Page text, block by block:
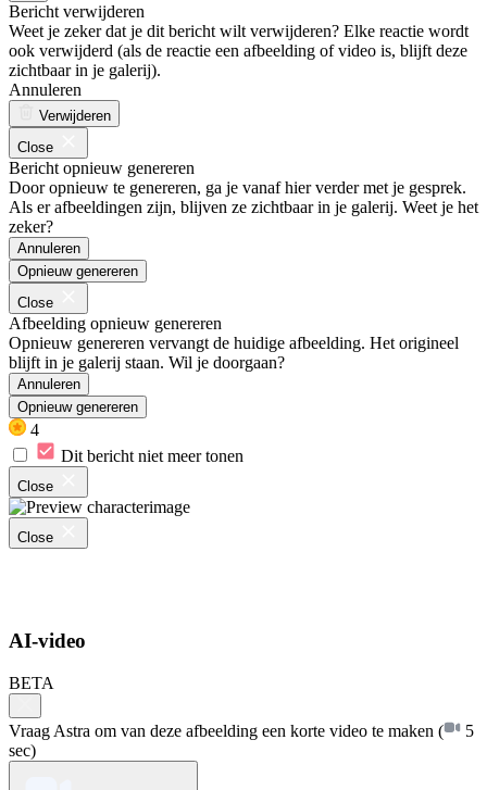
Bericht verwijderen
Weet je zeker dat je dit bericht wilt verwijderen? Elke reactie wordt
ook verwijderd (als de reactie een afbeelding of video is, blijft deze
zichtbaar in je galerij).
Annuleren
Verwijderen
Close
Bericht opnieuw genereren
Door opnieuw te genereren, ga je vanaf hier verder met je gesprek.
Als er afbeeldingen zijn, blijven ze zichtbaar in je galerij. Weet je het
zeker?
Annuleren
Opnieuw genereren
Close
Afbeelding opnieuw genereren
Opnieuw genereren vervangt de huidige afbeelding. Het origineel
blijft in je galerij staan. Wil je doorgaan?
Annuleren
Opnieuw genereren
4
Dit bericht niet meer tonen
Close
Close
AI-video
BETA
Vraag Astra om van deze afbeelding een korte video te maken (
5
sec)